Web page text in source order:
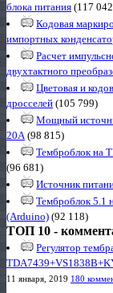
блока питания (117
Кодовая
импортных
Расчет
двухтактного
Цветовая и
дросселей (105 799)
Мощный
20А(98 815)
Темброблок на
(96 681)
Источник
Темброблок 5.1
(Arduino) (92 118)
ТОП 10 -
Регулятор
11 января, 2019 180